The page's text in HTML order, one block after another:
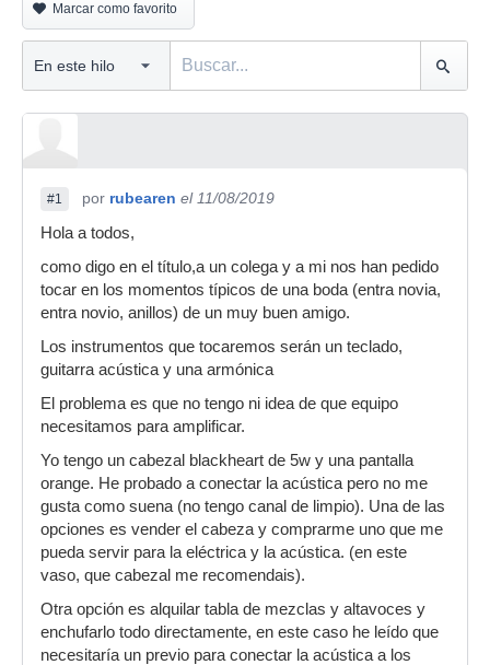
Marcar como favorito
#1 por rubearen el 11/08/2019
Hola a todos,
como digo en el título,a un colega y a mi nos han pedido
tocar en los momentos típicos de una boda (entra novia,
entra novio, anillos) de un muy buen amigo.
Los instrumentos que tocaremos serán un teclado,
guitarra acústica y una armónica
El problema es que no tengo ni idea de que equipo
necesitamos para amplificar.
Yo tengo un cabezal blackheart de 5w y una pantalla
orange. He probado a conectar la acústica pero no me
gusta como suena (no tengo canal de limpio). Una de las
opciones es vender el cabeza y comprarme uno que me
pueda servir para la eléctrica y la acústica. (en este
vaso, que cabezal me recomendais).
Otra opción es alquilar tabla de mezclas y altavoces y
enchufarlo todo directamente, en este caso he leído que
necesitaría un previo para conectar la acústica a los